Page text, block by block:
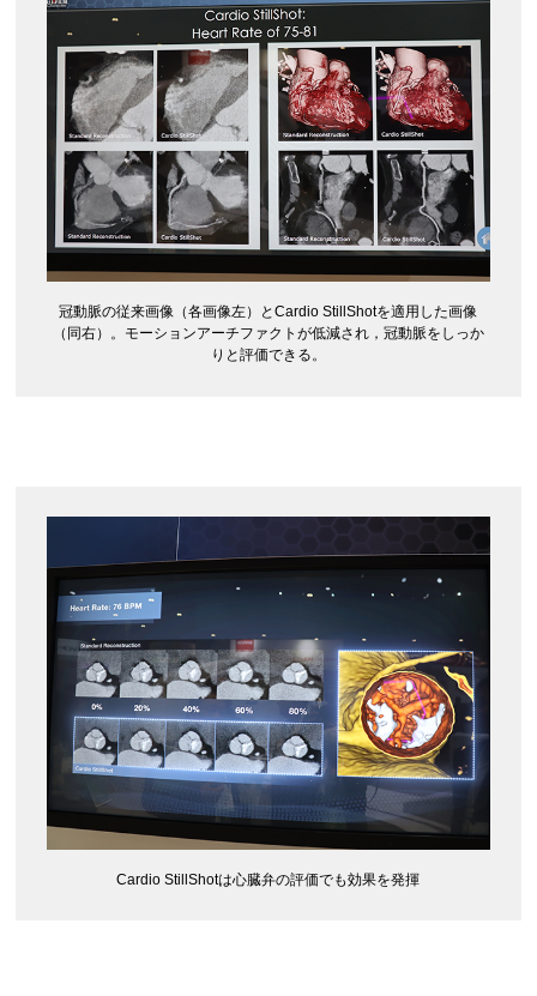
冠動脈の従来画像（各画像左）とCardio StillShotを適用した画像
（同右）。モーションアーチファクトが低減され，冠動脈をしっか
りと評価できる。
Cardio StillShotは心臓弁の評価でも効果を発揮